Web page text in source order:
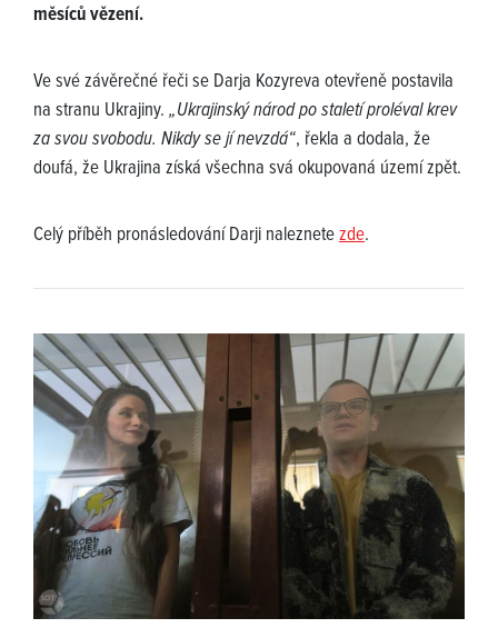
měsíců vězení.
Ve své závěrečné řeči se Darja Kozyreva otevřeně postavila
na stranu Ukrajiny. „Ukrajinský národ po staletí proléval krev
za svou svobodu. Nikdy se jí nevzdá“, řekla a dodala, že
doufá, že Ukrajina získá všechna svá okupovaná území zpět.
Celý příběh pronásledování Darji naleznetezde.